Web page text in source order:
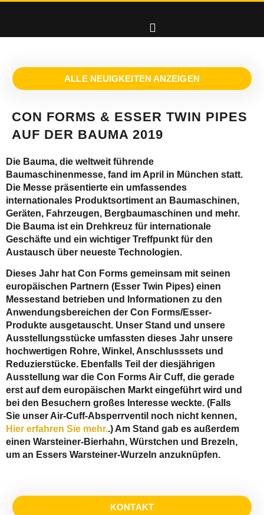
ALLE NEUIGKEITEN ANZEIGEN
CON FORMS & ESSER TWIN PIPES
AUF DER BAUMA 2019
Die Bauma, die weltweit führende
Baumaschinenmesse, fand im April in München statt.
Die Messe präsentierte ein umfassendes
internationales Produktsortiment an Baumaschinen,
Geräten, Fahrzeugen, Bergbaumaschinen und mehr.
Die Bauma ist ein Drehkreuz für internationale
Geschäfte und ein wichtiger Treffpunkt für den
Austausch über neueste Technologien.
Dieses Jahr hat Con Forms gemeinsam mit seinen
europäischen Partnern (Esser Twin Pipes) einen
Messestand betrieben und Informationen zu den
Anwendungsbereichen der Con Forms/Esser-
Produkte ausgetauscht. Unser Stand und unsere
Ausstellungsstücke umfassten dieses Jahr unsere
hochwertigen Rohre, Winkel, Anschlusssets und
Reduzierstücke. Ebenfalls Teil der diesjährigen
Ausstellung war die Con Forms Air Cuff, die gerade
erst auf dem europäischen Markt eingeführt wird und
bei den Besuchern großes Interesse weckte. (Falls
Sie unser Air-Cuff-Absperrventil noch nicht kennen,
Hier erfahren Sie mehr..) Am Stand gab es außerdem
einen Warsteiner-Bierhahn, Würstchen und Brezeln,
um an Essers Warsteiner-Wurzeln anzuknüpfen.
KONTAKT